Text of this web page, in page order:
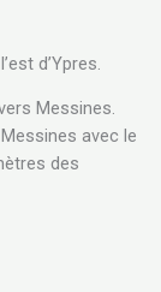
d’Ypres.
Messines.
avec le
des